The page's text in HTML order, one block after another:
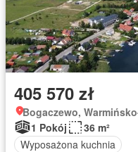
405 570 zł
Bogaczewo,
1 Pokój
36 m²
Wyposażona kuchnia